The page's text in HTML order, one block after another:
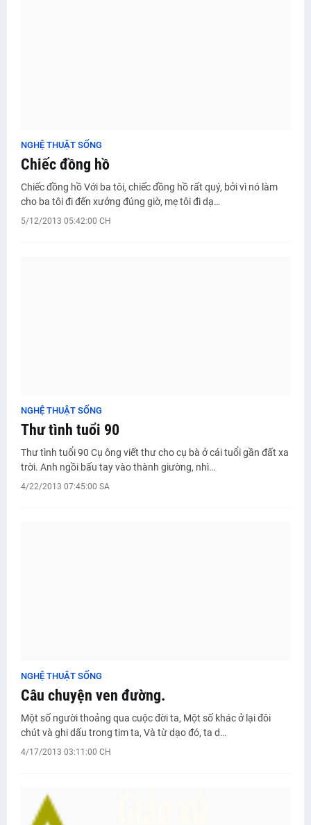
NGHỆ THUẬT SỐNG
Chiếc đồng hồ
Chiếc đồng hồ Với ba tôi, chiếc đồng hồ rất quý, bởi vì nó làm
cho ba tôi đi đến xưởng đúng giờ, mẹ tôi đi dạ…
5/12/2013 05:42:00 CH
NGHỆ THUẬT SỐNG
Thư tình tuổi 90
Thư tình tuổi 90 Cụ ông viết thư cho cụ bà ở cái tuổi gần đất xa
trời. Anh ngồi bấu tay vào thành giường, nhì…
4/22/2013 07:45:00 SA
NGHỆ THUẬT SỐNG
Câu chuyện ven đường.
Một số người thoảng qua cuộc đời ta, Một số khác ở lại đôi
chút và ghi dấu trong tim ta, Và từ dạo đó, ta d…
4/17/2013 03:11:00 CH